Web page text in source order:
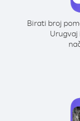
Birati broj
Urugvaj